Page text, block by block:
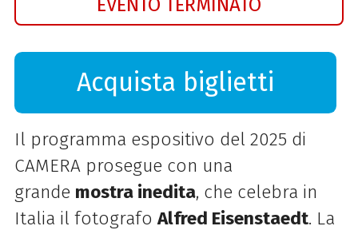
EVENTO TERMINATO
Acquista biglietti
Il programma espositivo del 2025 di
CAMERA prosegue con una
grande mostra inedita, che celebra in
Italia il fotografo Alfred Eisenstaedt. La